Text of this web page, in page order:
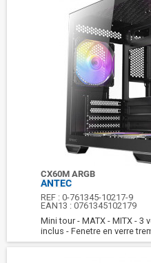
CX60M ARGB
ANTEC
REF :0-761345-10217-9
EAN13 :0761345102179
Mini tour - MATX - MITX - 3
inclus - Fenetre en verre